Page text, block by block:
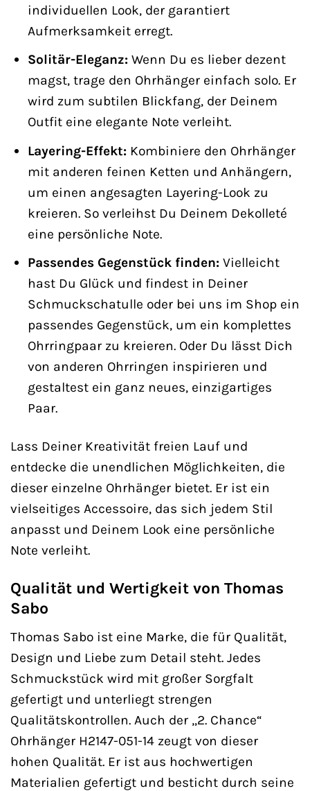
individuellen Look, der garantiert
Aufmerksamkeit erregt.
Solitär-Eleganz:Wenn Du es lieber dezent
magst, trage den Ohrhänger einfach solo. Er
wird zum subtilen Blickfang, der Deinem
Outfit eine elegante Note verleiht.
Layering-Effekt:Kombiniere den Ohrhänger
mit anderen feinen Ketten und Anhängern,
um einen angesagten Layering-Look zu
kreieren. So verleihst Du Deinem Dekolleté
eine persönliche Note.
Passendes Gegenstück finden:Vielleicht
hast Du Glück und findest in Deiner
Schmuckschatulle oder bei uns im Shop ein
passendes Gegenstück, um ein komplettes
Ohrringpaar zu kreieren. Oder Du lässt Dich
von anderen Ohrringen inspirieren und
gestaltest ein ganz neues, einzigartiges
Paar.
Lass Deiner Kreativität freien Lauf und
entdecke die unendlichen Möglichkeiten, die
dieser einzelne Ohrhänger bietet. Er ist ein
vielseitiges Accessoire, das sich jedem Stil
anpasst und Deinem Look eine persönliche
Note verleiht.
Qualität und Wertigkeit von Thomas
Sabo
Thomas Sabo ist eine Marke, die für Qualität,
Design und Liebe zum Detail steht. Jedes
Schmuckstück wird mit großer Sorgfalt
gefertigt und unterliegt strengen
Qualitätskontrollen. Auch der „2. Chance“
Ohrhänger H2147-051-14 zeugt von dieser
hohen Qualität. Er ist aus hochwertigen
Materialien gefertigt und besticht durch seine